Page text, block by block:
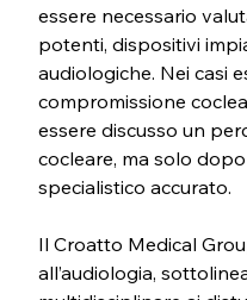
essere necessario
potenti, dispositivi
audiologiche. Nei casi
compromissione
essere discusso un
cocleare, ma solo
specialistico accurato.
Il Croatto Medical
all’audiologia,